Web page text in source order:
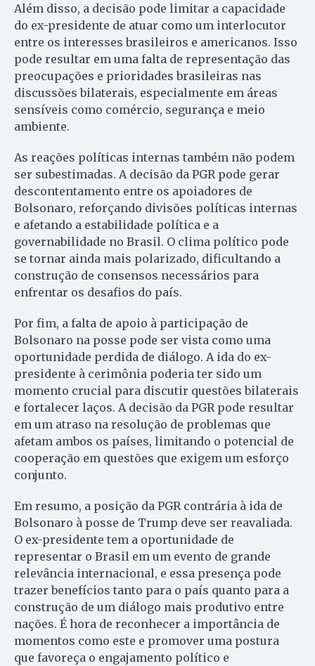
Além disso, a decisão pode limitar a capacidade
do ex-presidente de atuar como um interlocutor
entre os interesses brasileiros e americanos. Isso
pode resultar em uma falta de representação das
preocupações e prioridades brasileiras nas
discussões bilaterais, especialmente em áreas
sensíveis como comércio, segurança e meio
ambiente.
As reações políticas internas também não podem
ser subestimadas. A decisão da PGR pode gerar
descontentamento entre os apoiadores de
Bolsonaro, reforçando divisões políticas internas
e afetando a estabilidade política e a
governabilidade no Brasil. O clima político pode
se tornar ainda mais polarizado, dificultando a
construção de consensos necessários para
enfrentar os desafios do país.
Por fim, a falta de apoio à participação de
Bolsonaro na posse pode ser vista como uma
oportunidade perdida de diálogo. A ida do ex-
presidente à cerimônia poderia ter sido um
momento crucial para discutir questões bilaterais
e fortalecer laços. A decisão da PGR pode resultar
em um atraso na resolução de problemas que
afetam ambos os países, limitando o potencial de
cooperação em questões que exigem um esforço
conjunto.
Em resumo, a posição da PGR contrária à ida de
Bolsonaro à posse de Trump deve ser reavaliada.
O ex-presidente tem a oportunidade de
representar o Brasil em um evento de grande
relevância internacional, e essa presença pode
trazer benefícios tanto para o país quanto para a
construção de um diálogo mais produtivo entre
nações. É hora de reconhecer a importância de
momentos como este e promover uma postura
que favoreça o engajamento político e